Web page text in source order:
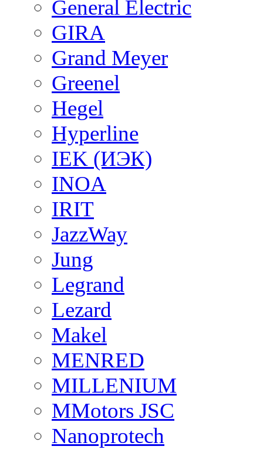
General Electric
GIRA
Grand Meyer
Greenel
Hegel
Hyperline
IEK (ИЭК)
INOA
IRIT
JazzWay
Jung
Legrand
Lezard
Makel
MENRED
MILLENIUM
MMotors JSC
Nanoprotech